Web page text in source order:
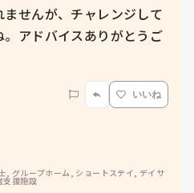
せんが、チャレンジして
アドバイスありがとうご
いいね
, グループホーム, ショートステイ, デイサ
支援施設